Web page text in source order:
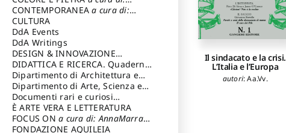
Il sindacato e la crisi.
L’Italia e l’Europa
autori:Aa.Vv.
Magnani Lauro
Selvaggi Giuseppe
CONTEMPORANEAa cura di:
Gubinelli Luna
CULTURA
DdA Events
DdA Writings
DESIGN & INNOVAZIONE
TECNOLOGICAa cura di: Vallicelli
Andrea
DIDATTICA E RICERCA. Quaderni
della Scuola
Dipartimento di Architettura e
Analisi della Città Mediterranea
Dipartimento di Arte, Scienza e
Tecnica del Costuire
Documenti rari e curiosi
dall'Archivio Segreto
È ARTE VERA E LETTERATURA
FOCUS ONa cura di: AnnaMarra
Contemporanea
FONDAZIONE AQUILEIA